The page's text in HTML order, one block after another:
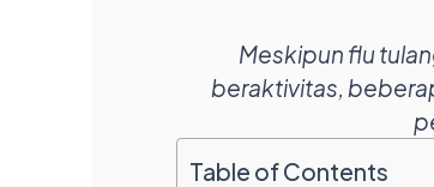
Meskipun flu
beraktivitas,
Table of Contents